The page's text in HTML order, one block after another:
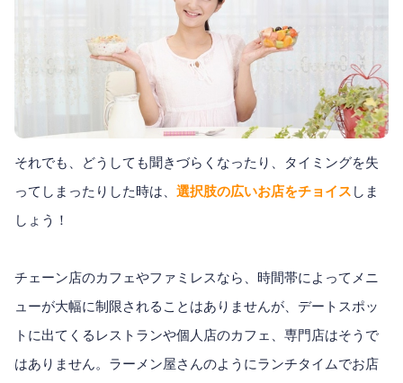
それでも、どうしても聞きづらくなったり、タイミングを失
ってしまったりした時は、 選択肢の広いお店をチョイス しま
しょう！
チェーン店のカフェやファミレスなら、時間帯によってメニ
ューが大幅に制限されることはありませんが、デートスポッ
トに出てくるレストランや個人店のカフェ、専門店はそうで
はありません。ラーメン屋さんのようにランチタイムでお店